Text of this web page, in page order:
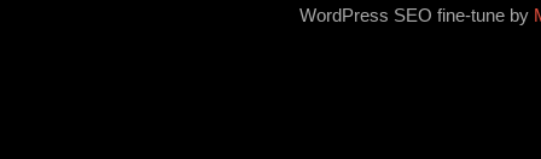
WordPress SEO fine-tune by